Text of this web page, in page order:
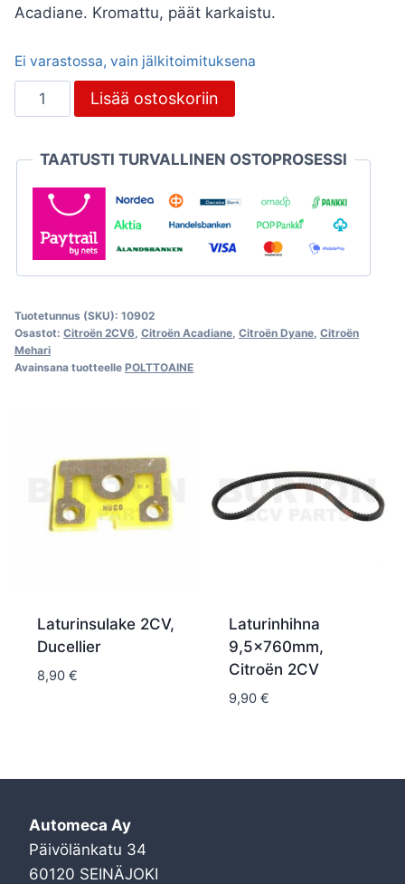
Acadiane. Kromattu, päät karkaistu.
Ei varastossa, vain jälkitoimituksena
Polttoainepumpun
työntötanko
Lisää ostoskoriin
TAATUSTI TURVALLINEN OSTOPROSESSI
Tuotetunnus (SKU): 10902
Osastot: Citroën 2CV6 Citroën Acadiane Citroën Dyane Citroën
Mehari
Avainsana tuotteelle POLTTOAINE
Laturinsulake 2CV,
Ducellier
8,90 €
Laturinhihna
9,5x760mm,
Citroën 2CV
9,90 €
Automeca Ay
Päivölänkatu 34
60120 SEINÄJOKI